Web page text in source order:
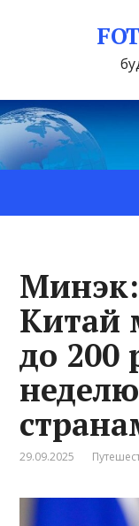
Минэк:
Китай
до 200
29.09.2025